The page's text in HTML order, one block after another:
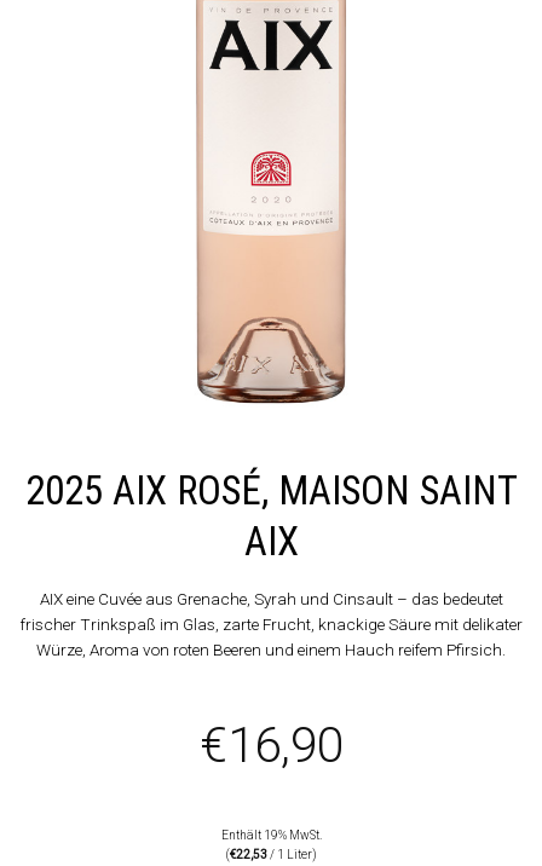
2025 AIX ROSÉ, MAISON SAINT
AIX
AIX eine Cuvée aus Grenache, Syrah und Cinsault – das bedeutet
frischer Trinkspaß im Glas, zarte Frucht, knackige Säure mit delikater
Würze, Aroma von roten Beeren und einem Hauch reifem Pfirsich.
€16,90
Enthält 19% MwSt.
(€22,53/ 1 Liter)